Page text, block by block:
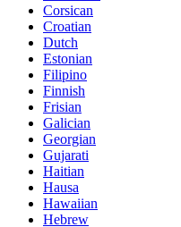
Corsican
Croatian
Dutch
Estonian
Filipino
Finnish
Frisian
Galician
Georgian
Gujarati
Haitian
Hausa
Hawaiian
Hebrew